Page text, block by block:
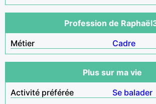
Profession de
Métier
Cadre
Plus sur ma vie
Activité préférée
Se balader